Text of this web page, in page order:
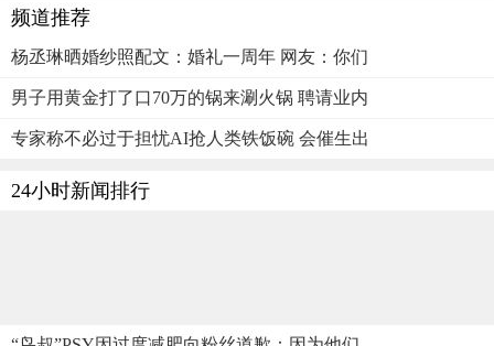
频道推荐
杨丞琳晒婚纱照配文：婚礼一周年 网友：你们
男子用黄金打了口70万的锅来涮火锅 聘请业内
专家称不必过于担忧AI抢人类铁饭碗 会催生出
24小时新闻排行